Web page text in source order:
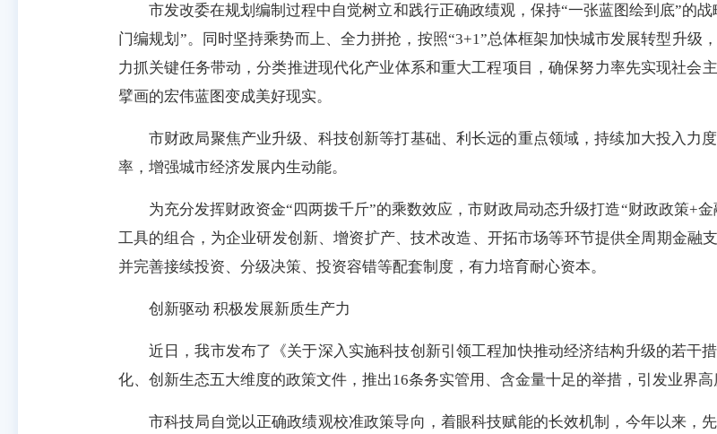
市发改委在规划编制过程中自觉树立和践行正确政绩观，保持“一张蓝图绘到底”的
门编规划”。同时坚持乘势而上、全力拼抢，按照“3+1”总体框架加快城市发展转型升级
力抓关键任务带动，分类推进现代化产业体系和重大工程项目，确保努力率先实现社会
擘画的宏伟蓝图变成美好现实。
市财政局聚焦产业升级、科技创新等打基础、利长远的重点领域，持续加大投入力
率，增强城市经济发展内生动能。
为充分发挥财政资金“四两拨千斤”的乘数效应，市财政局动态升级打造“财政政策+
工具的组合，为企业研发创新、增资扩产、技术改造、开拓市场等环节提供全周期金融
并完善接续投资、分级决策、投资容错等配套制度，有力培育耐心资本。
创新驱动 积极发展新质生产力
近日，我市发布了《关于深入实施科技创新引领工程加快推动经济结构升级的若干
化、创新生态五大维度的政策文件，推出16条务实管用、含金量十足的举措，引发业界高
市科技局自觉以正确政绩观校准政策导向，着眼科技赋能的长效机制，今年以来，